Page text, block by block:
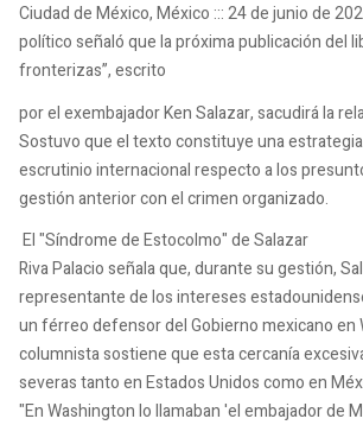
Ciudad de México, México ::: 24 de junio de
político señaló que la próxima publicación del
fronterizas”, escrito
por el exembajador Ken Salazar, sacudirá la
Sostuvo que el texto constituye una
escrutinio internacional respecto a los
gestión anterior con el crimen organizado.
El "Síndrome de Estocolmo" de Salazar
Riva Palacio señala que, durante su gestión,
representante de los intereses
un férreo defensor del Gobierno mexicano en
columnista sostiene que esta cercanía
severas tanto en Estados Unidos como en
"En Washington lo llamaban 'el embajador de